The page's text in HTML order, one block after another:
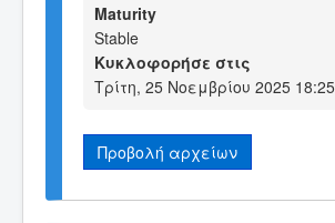
Maturity
Stable
Κυκλοφορήσε στις
Τρίτη, 25 Νοεμβρίου 2025 18:25
Προβολή αρχείων